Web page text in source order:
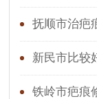
疤痕修复医院
抚顺市治疤
新民市比较
院 铁岭市疤痕